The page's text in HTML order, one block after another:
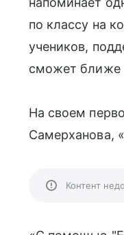
по классу на
учеников,
сможет ближе
На своем
Самерханова,
Контент